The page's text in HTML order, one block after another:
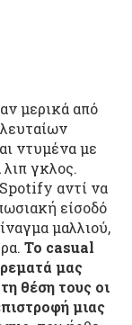
μερικά από
ντυμένα με
λιπ γκλος.
αντί να
είσοδό
μαλλιού,
Το casual
μας
θέση τους οι
μιας